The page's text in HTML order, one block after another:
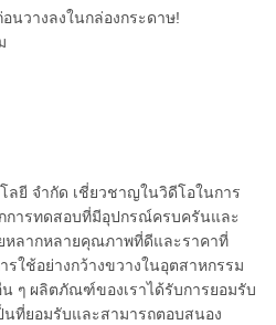
นวางลงในกล่องกระดาษ!
ลยี จำกัด เชี่ยวชาญในวิดีโอในการ
การทดสอบที่มีอุปกรณ์ครบครันและ
หลากหลายคุณภาพที่ดีและราคาที่
ใช้อย่างกว้างขวางในอุตสาหกรรม
ๆ ผลิตภัณฑ์ของเราได้รับการยอมรับ
นที่ยอมรับและสามารถตอบสนอง